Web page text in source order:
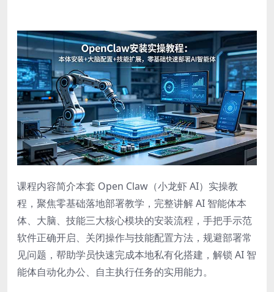
课程内容简介本套 Open Claw（小龙虾 AI）实操教
程，聚焦零基础落地部署教学，完整讲解 AI 智能体本
体、大脑、技能三大核心模块的安装流程，手把手示范
软件正确开启、关闭操作与技能配置方法，规避部署常
见问题，帮助学员快速完成本地私有化搭建，解锁 AI 智
能体自动化办公、自主执行任务的实用能力。